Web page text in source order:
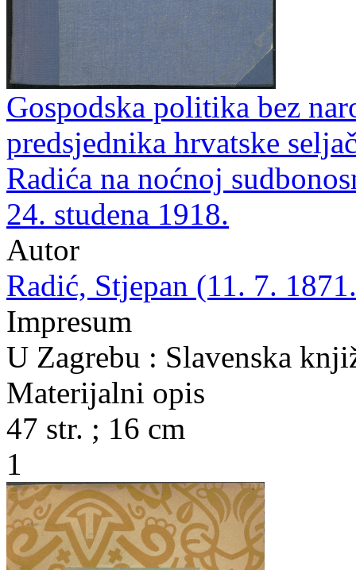
Gospodska politika bez
predsjednika hrvatske
Radića na noćnoj
24. studena 1918.
Autor
Radić, Stjepan (11. 7.
Impresum
U Zagrebu : Slavenska
Materijalni opis
47 str. ; 16 cm
1